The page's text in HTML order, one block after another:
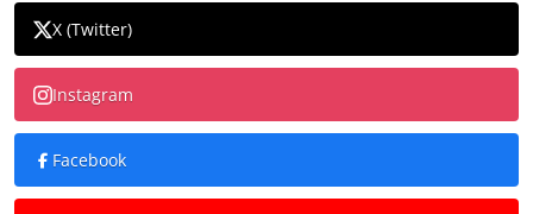
X (Twitter)
Instagram
Facebook